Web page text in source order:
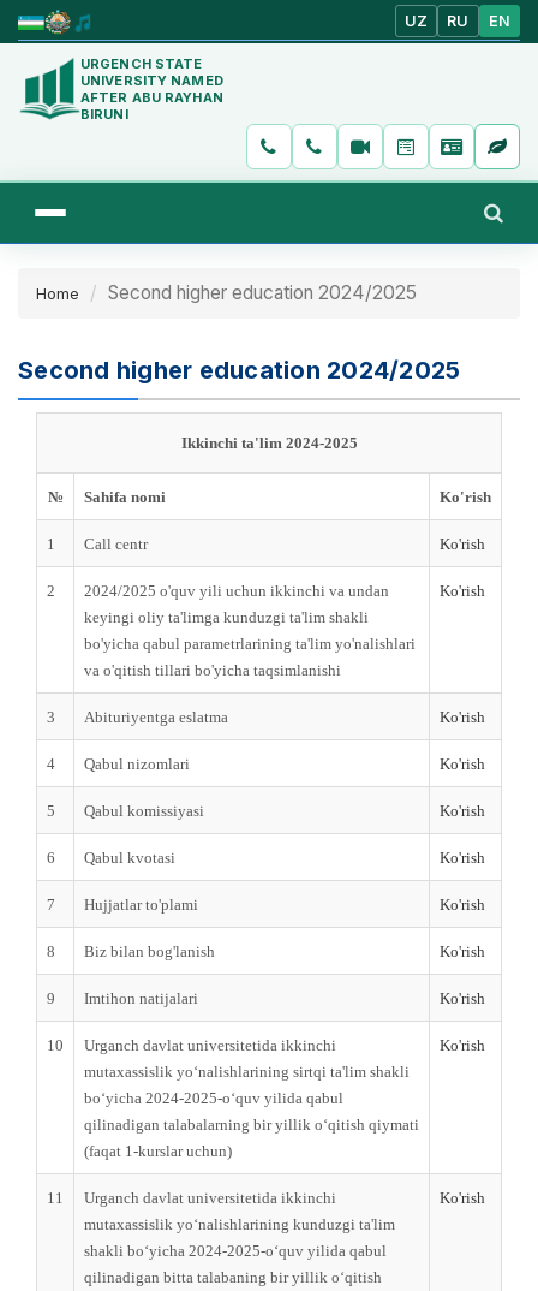
UZ RU EN
URGENCH STATE
UNIVERSITY NAMED
AFTER ABU RAYHAN
BIRUNI
Home Second higher education 2024/2025
Second higher education 2024/2025
Ikkinchi ta'lim 2024-2025
№ Sahifa nomi Ko'rish
1 Call centr Ko'rish
2
2024/2025 o'quv yili uchun ikkinchi va undan
keyingi oliy ta'limga kunduzgi ta'lim shakli
bo'yicha qabul parametrlarining ta'lim yo'nalishlari
va o'qitish tillari bo'yicha taqsimlanishi
Ko'rish
3 Abituriyentga eslatma Ko'rish
4 Qabul nizomlari Ko'rish
5 Qabul komissiyasi Ko'rish
6 Qabul kvotasi Ko'rish
7 Hujjatlar to'plami Ko'rish
8 Biz bilan bog'lanish Ko'rish
9 Imtihon natijalari Ko'rish
10
Urganch davlat universitetida ikkinchi
mutaxassislik yo‘nalishlarining sirtqi ta'lim shakli
bo‘yicha 2024-2025-o‘quv yilida qabul
qilinadigan talabalarning bir yillik o‘qitish qiymati
(faqat 1-kurslar uchun)
Ko'rish
11
Urganch davlat universitetida ikkinchi
mutaxassislik yo‘nalishlarining kunduzgi ta'lim
shakli bo‘yicha 2024-2025-o‘quv yilida qabul
qilinadigan bitta talabaning bir yillik o‘qitish
Ko'rish